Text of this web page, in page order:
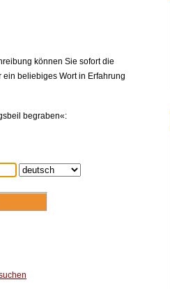
können Sie sofort die
beliebiges Wort in Erfahrung
begraben«: